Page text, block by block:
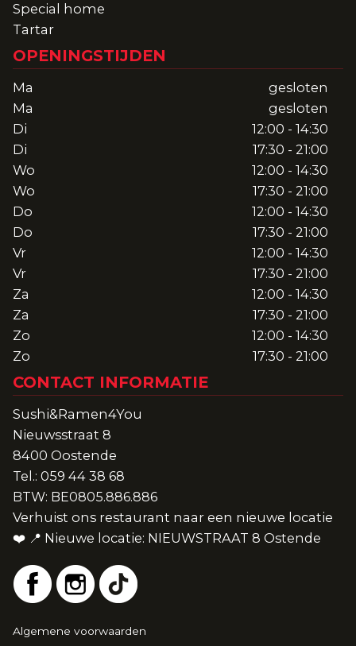
Special home
Tartar
OPENINGSTIJDEN
Ma
gesloten
Ma
gesloten
Di
12:00 - 14:30
Di
17:30 - 21:00
Wo
12:00 - 14:30
Wo
17:30 - 21:00
Do
12:00 - 14:30
Do
17:30 - 21:00
Vr
12:00 - 14:30
Vr
17:30 - 21:00
Za
12:00 - 14:30
Za
17:30 - 21:00
Zo
12:00 - 14:30
Zo
17:30 - 21:00
CONTACT INFORMATIE
Sushi&Ramen4You
Nieuwsstraat 8
8400 Oostende
Tel.:059 44 38 68
BTW: BE0805.886.886
Verhuist ons restaurant naar een nieuwe locatie
❤️ 📍 Nieuwe locatie: NIEUWSTRAAT 8 Ostende
Algemene voorwaarden